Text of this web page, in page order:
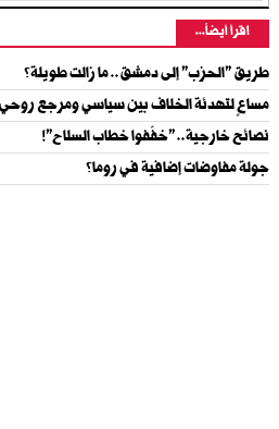
اقرأ أيضاً...
طريق "الحزب" إلى دمشق.. ما زالت طويلة؟
مساعٍ لتهدئة الخلاف بين سياسي ومرجع روحي
نصائح خارجية.. "خفّفوا خطاب السلاح"!
جولة مفاوضات إضافية في روما؟